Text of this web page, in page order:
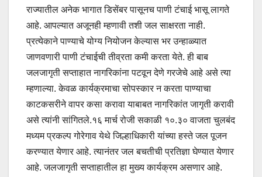
राज्यातील अनेक भागात डिसेंबर पासूनच पाणी टंचाई भासू लागते
आहे. आपल्यात अजूनही म्हणावी तशी जल साक्षरता नाही.
प्रत्येकाने पाण्याचे योग्य नियोजन केल्यास भर उन्हाळ्यात
जाणवणारी पाणी टंचाईची तीव्रता कमी करता येते. ही बाब
जलजागृती सप्ताहात नागरिकांना पटवून देणे गरजेचे आहे असे त्या
म्हणाल्या. केवळ कार्यक्रमाचा सोपस्कार न करता पाण्याचा
काटकसरीने वापर कसा करावा याबाबत नागरिकांत जागृती करावी
असे त्यांनी सांगितले.१६ मार्च रोजी सकाळी १०.३० वाजता चुलबंद
मध्यम प्रकल्प गोरेगाव येथे जिल्हाधिकारी यांच्या हस्ते जल पूजन
करण्यात येणार आहे. त्यानंतर जल बचतीची प्रतिज्ञा घेण्यात येणार
आहे. जलजागृती सप्ताहातील हा मुख्य कार्यक्रम असणार आहे.